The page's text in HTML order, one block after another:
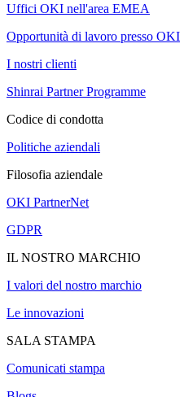
Uffici OKI nell'area EMEA
Opportunità di lavoro presso OKI
I nostri clienti
Shinrai Partner Programme
Codice di condotta
Politiche aziendali
Filosofia aziendale
OKI PartnerNet
GDPR
IL NOSTRO MARCHIO
I valori del nostro marchio
Le innovazioni
SALA STAMPA
Comunicati stampa